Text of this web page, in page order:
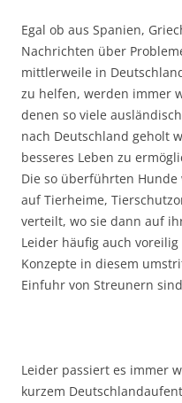
Egal ob aus Spanien,
Nachrichten über
mittlerweile in
zu helfen, werden immer
denen so viele
nach Deutschland geholt
besseres Leben zu
Die so überführten
auf Tierheime,
verteilt, wo sie dann auf
Leider häufig auch
Konzepte in diesem
Einfuhr von Streunern
Leider passiert es immer
kurzem